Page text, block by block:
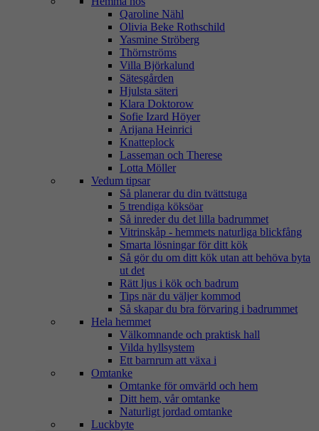
Qaroline Nähl
Olivia Beke Rothschild
Yasmine Ströberg
Thörnströms
Villa Björkalund
Sätesgården
Hjulsta säteri
Klara Doktorow
Sofie Izard Höyer
Arijana Heinrici
Knatteplock
Lasseman och Therese
Lotta Möller
Vedum tipsar
Så planerar du din tvättstuga
5 trendiga köksöar
Så inreder du det lilla badrummet
Vitrinskåp - hemmets naturliga blickfång
Smarta lösningar för ditt kök
Så gör du om ditt kök utan att behöva byta
ut det
Rätt ljus i kök och badrum
Tips när du väljer kommod
Så skapar du bra förvaring i badrummet
Hela hemmet
Välkomnande och praktisk hall
Vilda hyllsystem
Ett barnrum att växa i
Omtanke
Omtanke för omvärld och hem
Ditt hem, vår omtanke
Naturligt jordad omtanke
Luckbyte